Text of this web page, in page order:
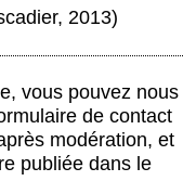
2013)
vous pouvez nous
de contact
modération, et
publiée dans le